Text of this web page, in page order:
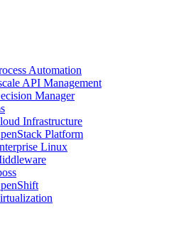
Automation
API Management
Manager
Infrastructure
Platform
Linux